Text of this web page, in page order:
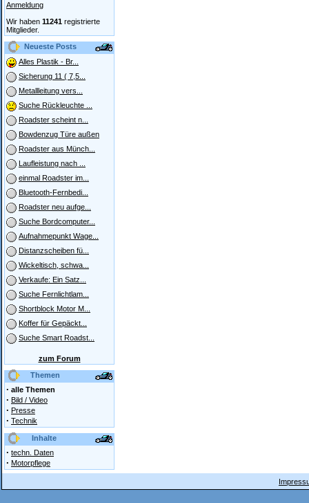
Anmeldung
Wir haben 11241 registrierte
Mitglieder.
Neueste Posts
Alles Plastik - Br...
Sicherung 11 ( 7,5...
Metallleitung vers...
Suche Rückleuchte ...
Roadster scheint n...
Bowdenzug Türe außen
Roadster aus Münch...
Laufleistung nach ...
einmal Roadster im...
Bluetooth-Fernbedi...
Roadster neu aufge...
Suche Bordcomputer...
Aufnahmepunkt Wage...
Distanzscheiben fü...
Wickeltisch, schwa...
Verkaufe: Ein Satz...
Suche Fernlichtlam...
Shortblock Motor M...
Koffer für Gepäckt...
Suche Smart Roadst...
zum Forum
Themen
· alle Themen
· Bild / Video
· Presse
· Technik
Inhalte
· techn. Daten
· Motorpflege